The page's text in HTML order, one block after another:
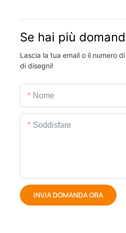
Se hai più
Lascia la tua email o il numero
di disegni!
Nome
Soddisfare
INVIA DOMANDA ORA